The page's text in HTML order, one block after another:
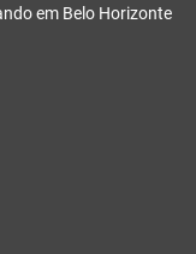
em Belo Horizonte